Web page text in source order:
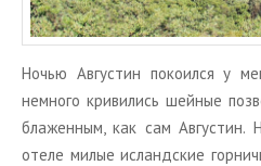
Ночью Ав­гу­стин по­ко­ил­ся у
немно­го кри­ви­лись шей­ные
бла­жен­ным, как сам Ав­гу­стин.
отеле милые ис­ланд­ские